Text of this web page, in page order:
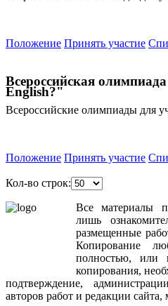
Положение Принять участие
Всероссийская
English?"
Всероссийские олимпиады для
Положение Принять участие
Кол-во строк:
Все материалы
лишь
размещенные
Копирование
полностью, или
копирования,
подтверждение,администрации
авторов работ и редакции сайта,